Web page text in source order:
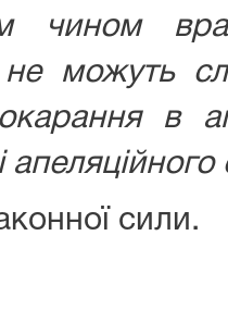
чином
не можуть
в
апеляційного
сили.